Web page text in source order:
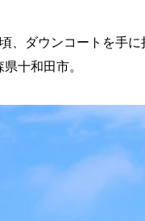
、ダウンコートを手
十和田市。